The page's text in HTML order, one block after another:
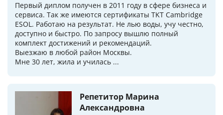
Первый диплом получен в 2011 году в сфере бизнеса и
сервиса. Так же имеются сертификаты TKT Cambridge
ESOL. Работаю на результат. Не лью воды, учу честно,
доступно и быстро. По запросу вышлю полный
комплект достижений и рекомендаций.
Выезжаю в любой район Москвы.
Мне 30 лет, жила и училась ...
Репетитор Марина
Александровна